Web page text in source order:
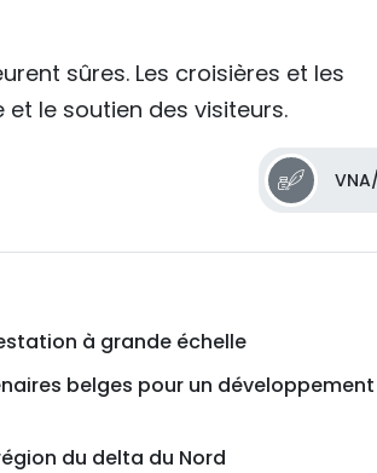
sûres. Les croisières et les
le soutien des visiteurs.
à grande échelle
belges pour un développement
du delta du Nord